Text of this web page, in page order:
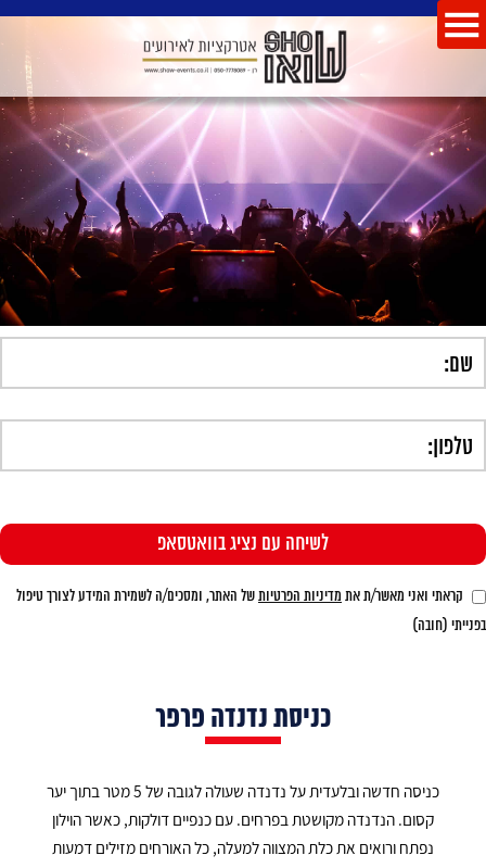
קראתי ואני מאשר/ת את מדיניות הפרטיותשל האתר, ומסכים/ה לשמירת המידע לצורך טיפול
בפנייתי (חובה)
כניסת נדנדה פרפר
כניסה חדשה ובלעדית על נדנדה שעולה לגובה של 5 מטר בתוך יער
קסום. הנדנדה מקושטת בפרחים. עם כנפיים דולקות, כאשר הוילון
נפתח ורואים את כלת המצווה למעלה, כל האורחים מזילים דמעות